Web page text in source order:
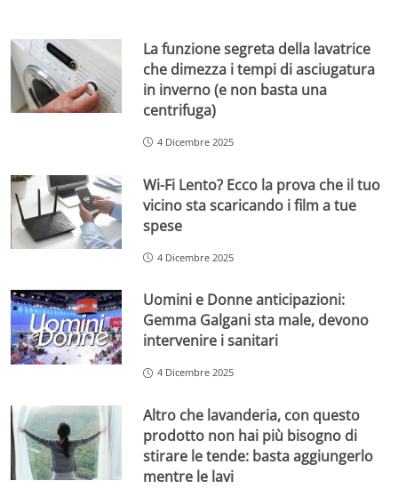
La funzione segreta della lavatrice
che dimezza i tempi di asciugatura
in inverno (e non basta una
centrifuga)
4 Dicembre 2025
Wi-Fi Lento? Ecco la prova che il tuo
vicino sta scaricando i film a tue
spese
4 Dicembre 2025
Uomini e Donne anticipazioni:
Gemma Galgani sta male, devono
intervenire i sanitari
4 Dicembre 2025
Altro che lavanderia, con questo
prodotto non hai più bisogno di
stirare le tende: basta aggiungerlo
mentre le lavi